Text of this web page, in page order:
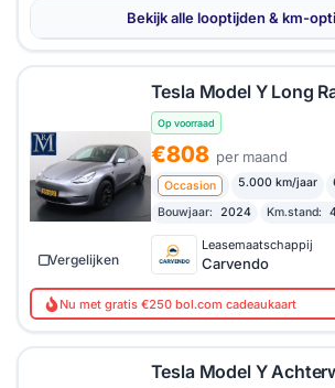
Bekijk alle looptijden & km-
Tesla Model Y Long
Op voorraad
€808 per maand
Occasion 5.000 km/jaar
Bouwjaar: 2024 Km.stand:
Leasemaatschappij
Carvendo
Vergelijken
Nu met gratis €250 bol.com cadeaukaart
Tesla Model Y